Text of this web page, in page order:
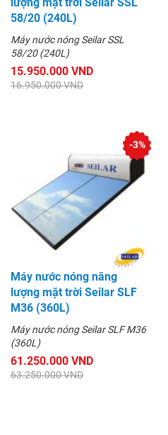
58/20 (240L)
Máy nước nóng Seilar SSL
58/20 (240L)
15.950.000 VND
16.950.000 VND
Máy nước nóng năng
lượng mặt trời Seilar SLF
M36 (360L)
Máy nước nóng Seilar SLF M36
(360L)
61.250.000 VND
63.250.000 VND
-3%